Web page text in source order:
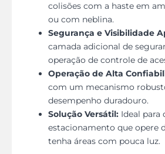
colisões com a haste em
ou com neblina.
Segurança e Visibilidade
camada adicional de
operação de controle de
Operação de Alta
com um mecanismo
desempenho duradouro.
Solução Versátil: Ideal para
estacionamento que opere
tenha áreas com pouca luz.